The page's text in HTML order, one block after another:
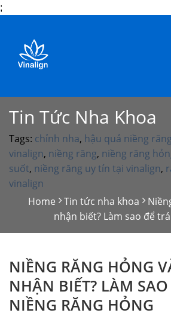
;
content
Tin Tức Nha Khoa
Tags: chỉnh nha, hậu quả niềng
vinalign, niềng răng, niềng răng
suốt, niềng răng uy tín tại vinalign,
vinalign
Home
Tin tức nha khoa
nhận biết? Làm sao để
NIỀNG RĂNG HỎNG
NHẬN BIẾT? LÀM
NIỀNG RĂNG HỎNG